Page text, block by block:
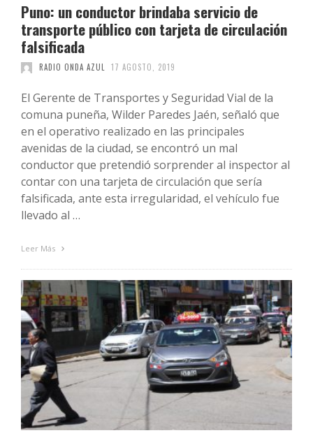
Puno: un conductor brindaba servicio de
transporte público con tarjeta de circulación
falsificada
RADIO ONDA AZUL 17 AGOSTO, 2019
El Gerente de Transportes y Seguridad Vial de la
comuna puneña, Wilder Paredes Jaén, señaló que
en el operativo realizado en las principales
avenidas de la ciudad, se encontró un mal
conductor que pretendió sorprender al inspector al
contar con una tarjeta de circulación que sería
falsificada, ante esta irregularidad, el vehículo fue
llevado al …
Leer Más